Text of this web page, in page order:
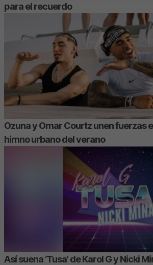
para el recuerdo
Ozuna y Omar Courtz unen fuerzas
himno urbano del verano
Así suena ‘Tusa’ de Karol G y Nicki